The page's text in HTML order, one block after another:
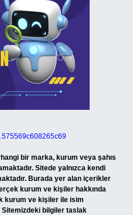
bir marka, kurum veya şahıs
Sitede yalnızca kendi
Burada yer alan içerikler
kurum ve kişiler hakkında
kurum ve kişiler ile isim
bilgiler taslak